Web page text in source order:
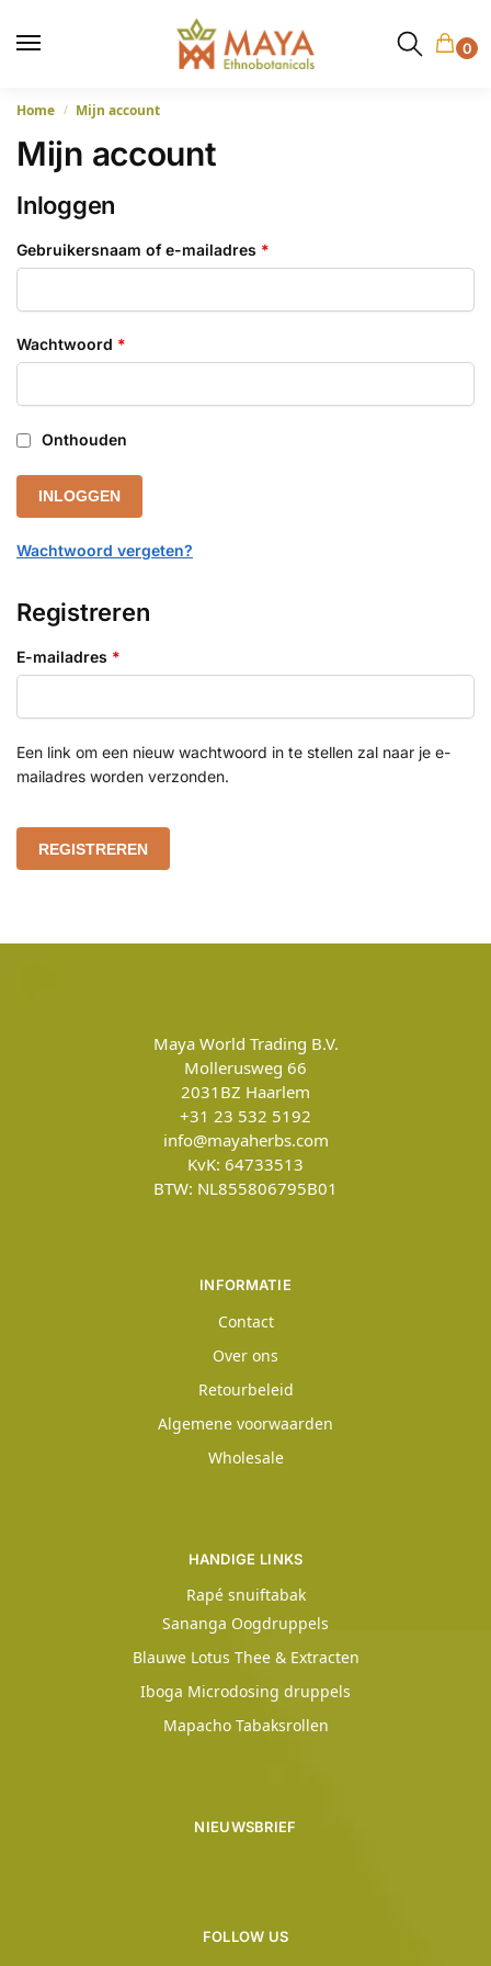
0
Home / Mijn account
Mijn account
Inloggen
Gebruikersnaam of e-mailadres *
Wachtwoord *
Onthouden
INLOGGEN
Wachtwoord vergeten?
Registreren
E-mailadres *
Een link om een nieuw wachtwoord in te stellen zal naar je e-
mailadres worden verzonden.
REGISTREREN
Maya World Trading B.V.
Mollerusweg 66
2031BZ Haarlem
+31 23 532 5192
info@mayaherbs.com
KvK: 64733513
BTW: NL855806795B01
INFORMATIE
Contact
Over ons
Retourbeleid
Algemene voorwaarden
Wholesale
HANDIGE LINKS
Rapé snuiftabak
Sananga Oogdruppels
Blauwe Lotus Thee & Extracten
Iboga Microdosing druppels
Mapacho Tabaksrollen
NIEUWSBRIEF
FOLLOW US